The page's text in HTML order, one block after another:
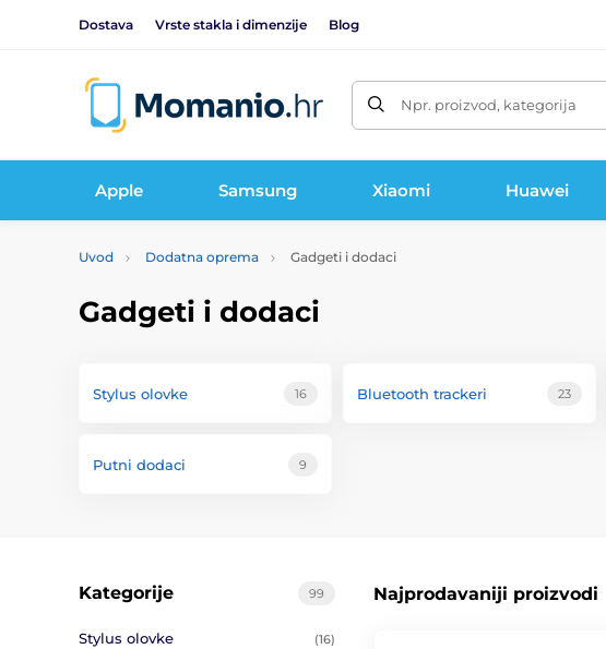
Dostava Vrste stakla i dimenzije Blog
Npr. proizvod, kategorija
Apple Samsung Xiaomi Huawei
Uvod Dodatna oprema Gadgeti i dodaci
Gadgeti i dodaci
Stylus olovke 16 Bluetooth trackeri 23
Putni dodaci 9
Najprodavaniji proizvodi
99
Kategorije
Stylus olovke (16)